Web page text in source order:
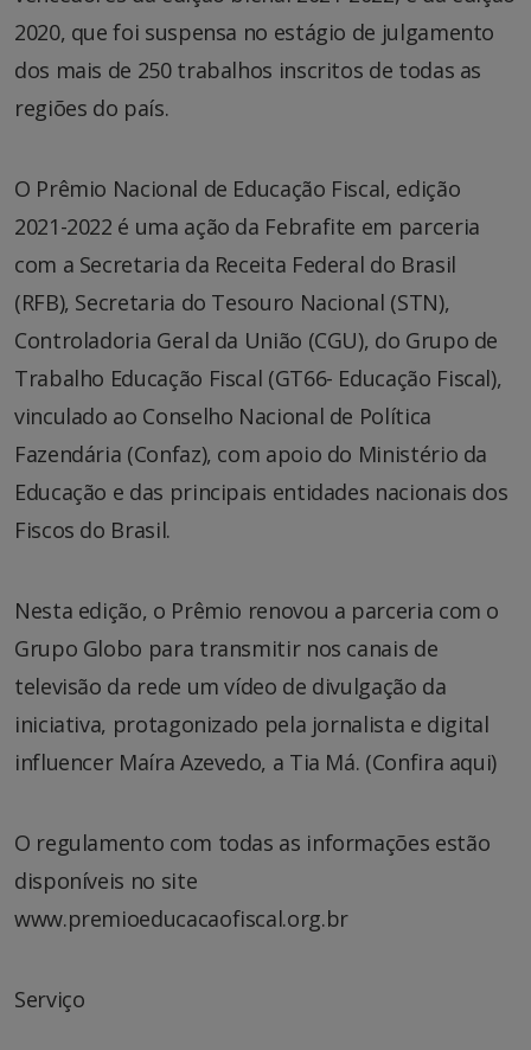
2020, que foi suspensa no estágio de julgamento
dos mais de 250 trabalhos inscritos de todas as
regiões do país.
O Prêmio Nacional de Educação Fiscal, edição
2021-2022 é uma ação da Febrafite em parceria
com a Secretaria da Receita Federal do Brasil
(RFB), Secretaria do Tesouro Nacional (STN),
Controladoria Geral da União (CGU), do Grupo de
Trabalho Educação Fiscal (GT66- Educação Fiscal),
vinculado ao Conselho Nacional de Política
Fazendária (Confaz), com apoio do Ministério da
Educação e das principais entidades nacionais dos
Fiscos do Brasil.
Nesta edição, o Prêmio renovou a parceria com o
Grupo Globo para transmitir nos canais de
televisão da rede um vídeo de divulgação da
iniciativa, protagonizado pela jornalista e digital
influencer Maíra Azevedo, a Tia Má. (Confira aqui)
O regulamento com todas as informações estão
disponíveis no site
www.premioeducacaofiscal.org.br
Serviço